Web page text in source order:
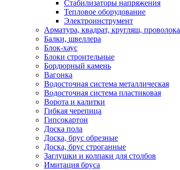
Стабилизаторы напряжения
Тепловое оборудование
Электроинструмент
Арматура, квадрат, кругляш, проволока
Балки, швеллера
Блок-хаус
Блоки строительные
Бордюрный камень
Вагонка
Водосточная система металлическая
Водосточная система пластиковая
Ворота и калитки
Гибкая черепица
Гипсокартон
Доска пола
Доска, брус обрезные
Доска, брус строганные
Заглушки и колпаки для столбов
Имитация бруса